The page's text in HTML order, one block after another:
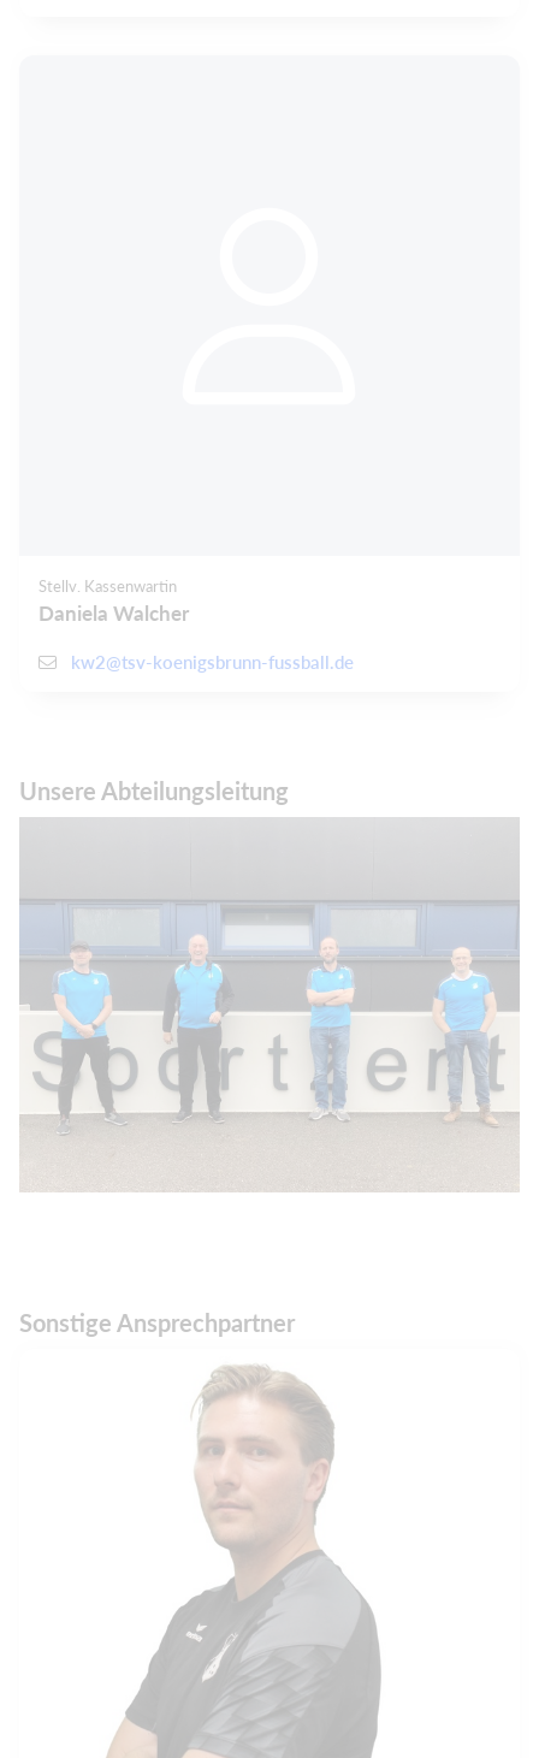
Stellv. Kassenwartin
Daniela Walcher
kw2@tsv-koenigsbrunn-fussball.de
Unsere Abteilungsleitung
Sonstige Ansprechpartner